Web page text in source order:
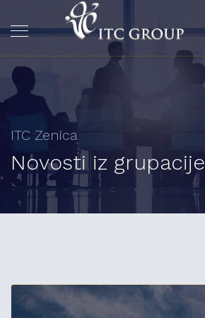
ITC Zenica
Novosti iz grupacije